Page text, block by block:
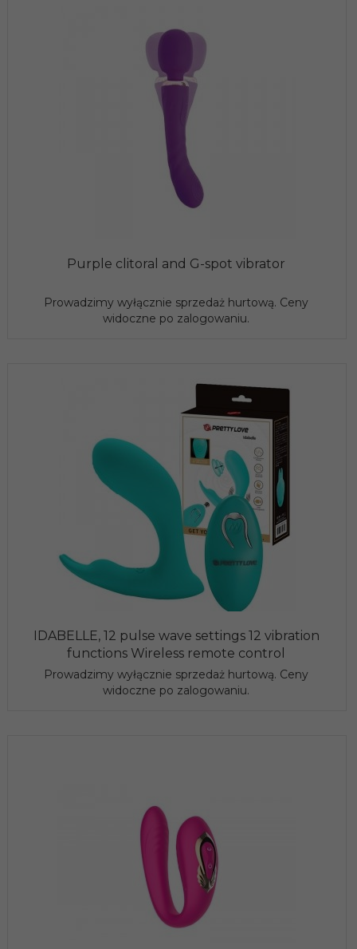
Purple clitoral and G-spot vibrator
Prowadzimy wyłącznie sprzedaż hurtową. Ceny
widoczne po zalogowaniu.
IDABELLE, 12 pulse wave settings 12 vibration
functions Wireless remote control
Prowadzimy wyłącznie sprzedaż hurtową. Ceny
widoczne po zalogowaniu.